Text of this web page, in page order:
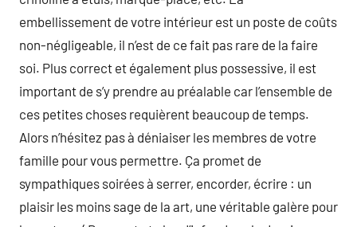
embellissement de votre intérieur est un poste de coûts
non-négligeable, il n’est de ce fait pas rare de la faire
soi. Plus correct et également plus possessive, il est
important de s’y prendre au préalable car l’ensemble de
ces petites choses requièrent beaucoup de temps.
Alors n’hésitez pas à déniaiser les membres de votre
famille pour vous permettre. Ça promet de
sympathiques soirées à serrer, encorder, écrire : un
plaisir les moins sage de la art, une véritable galère pour